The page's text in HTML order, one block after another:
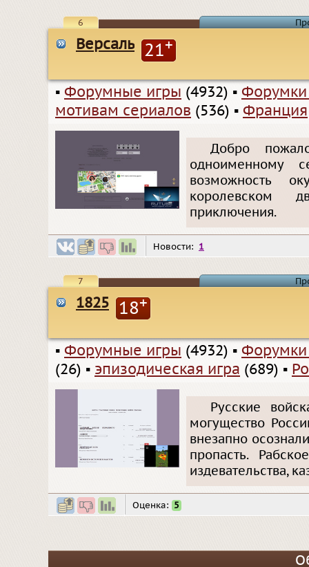
6
Версаль 21+
▪ Форумные игры (4932) ▪
мотивам сериалов (536) ▪ Франция
Добро
одноименному
возможность
королевском
приключения.
Новости: 1
7
1825 18+
▪ Форумные игры (4932) ▪
(26) ▪ эпизодическая игра (689) ▪
Русские
могущество
внезапно
пропасть.
издевательства,
Оценка: 5